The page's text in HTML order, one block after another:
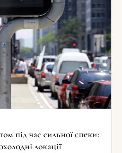
під час сильної спеки:
локації